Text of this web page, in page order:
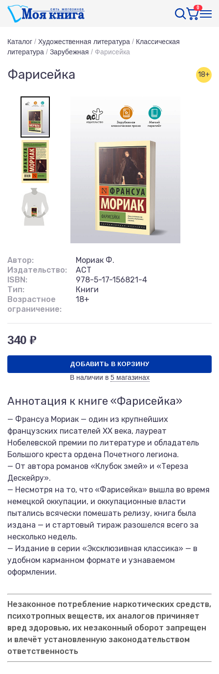
0
Каталог / Художественная литература / Классическая
литература / Зарубежная / Фарисейка
Фарисейка 18+
Автор:
Мориак Ф.
Издательство:
АСТ
ISBN:
978-5-17-156821-4
Тип:
Книги
Возрастное
ограничение:
18+
340 ₽
ДОБАВИТЬ В КОРЗИНУ
В наличии в 5 магазинах
Аннотация к книге «Фарисейка»
— Франсуа Мориак — один из крупнейших
французских писателей XX века, лауреат
Нобелевской премии по литературе и обладатель
Большого креста ордена Почетного легиона.
— От автора романов «Клубок змей» и «Тереза
Дескейру».
— Несмотря на то, что «Фарисейка» вышла во время
немецкой оккупации, и оккупационные власти
пытались всячески помешать релизу, книга была
издана — и стартовый тираж разошелся всего за
несколько недель.
— Издание в серии «Эксклюзивная классика» — в
удобном карманном формате и узнаваемом
оформлении.
Незаконное потребление наркотических средств,
психотропных веществ, их аналогов причиняет
вред здоровью, их незаконный оборот запрещен
и влечёт установленную законодательством
ответственность